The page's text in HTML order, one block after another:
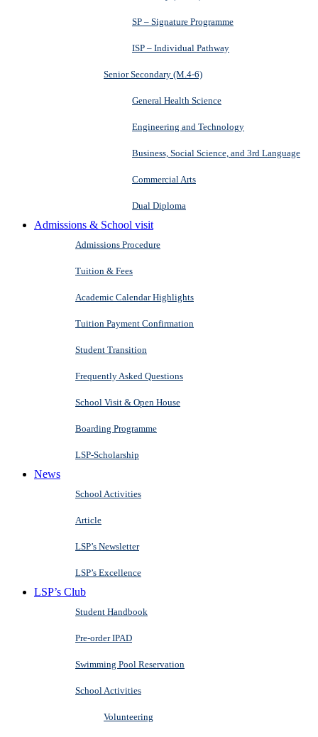
SP – Signature Programme
ISP – Individual Pathway
Senior Secondary (M.4-6)
General Health Science
Engineering and Technology
Business, Social Science, and 3rd Language
Commercial Arts
Dual Diploma
Admissions & School visit
Admissions Procedure
Tuition & Fees
Academic Calendar Highlights
Tuition Payment Confirmation
Student Transition
Frequently Asked Questions
School Visit & Open House
Boarding Programme
LSP-Scholarship
News
School Activities
Article
LSP’s Newsletter
LSP’s Excellence
LSP’s Club
Student Handbook
Pre-order IPAD
Swimming Pool Reservation
School Activities
Volunteering